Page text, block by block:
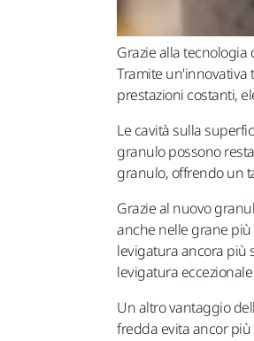
Grazie alla
Tramite
prestazioni costanti,
Le cavità sulla
granulo possono
granulo, offrendo un
Grazie al nuovo
anche nelle grane
levigatura ancora più
levigatura
Un altro vantaggio
fredda evita ancor